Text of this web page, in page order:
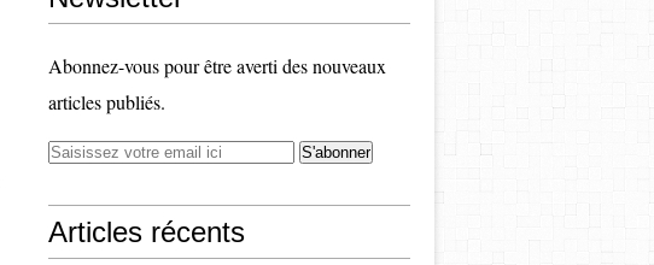
Abonnez-vous pour être averti des nouveaux
articles publiés.
Articles récents